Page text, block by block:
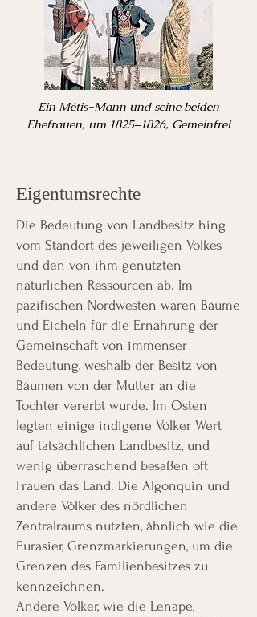
Ein Métis-Mann und seine beiden
Ehefrauen, um 1825–1826, Gemeinfrei
Eigentumsrechte
Die Bedeutung von Landbesitz hing
vom Standort des jeweiligen Volkes
und den von ihm genutzten
natürlichen Ressourcen ab. Im
pazifischen Nordwesten waren Bäume
und Eicheln für die Ernährung der
Gemeinschaft von immenser
Bedeutung, weshalb der Besitz von
Bäumen von der Mutter an die
Tochter vererbt wurde. Im Osten
legten einige indigene Völker Wert
auf tatsächlichen Landbesitz, und
wenig überraschend besaßen oft
Frauen das Land. Die Algonquin und
andere Völker des nördlichen
Zentralraums nutzten, ähnlich wie die
Eurasier, Grenzmarkierungen, um die
Grenzen des Familienbesitzes zu
kennzeichnen.
Andere Völker, wie die Lenape,